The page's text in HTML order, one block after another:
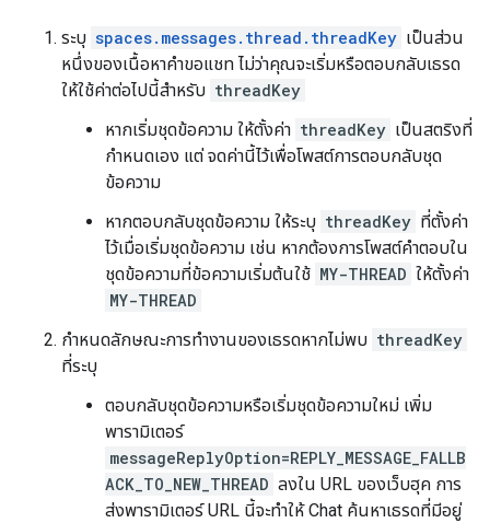
ระบุ spaces.messages.thread.threadKey เป็นส่วน
หนึ่งของเนื้อหาคำขอแชท ไม่ว่าคุณจะเริ่มหรือตอบกลับเธรด
ให้ใช้ค่าต่อไปนี้สำหรับ threadKey
หากเริ่มชุดข้อความ ให้ตั้งค่า threadKey เป็นสตริงที่
กำหนดเอง แต่ จดค่านี้ไว้เพื่อโพสต์การตอบกลับชุด
ข้อความ
หากตอบกลับชุดข้อความ ให้ระบุ threadKey ที่ตั้งค่า
ไว้เมื่อเริ่มชุดข้อความ เช่น หากต้องการโพสต์คำตอบใน
ชุดข้อความที่ข้อความเริ่มต้นใช้ MY-THREAD ให้ตั้งค่า
MY-THREAD
กำหนดลักษณะการทำงานของเธรดหากไม่พบ threadKey
ที่ระบุ
ตอบกลับชุดข้อความหรือเริ่มชุดข้อความใหม่ เพิ่ม
พารามิเตอร์
messageReplyOption=REPLY_MESSAGE_FALLB
ACK_TO_NEW_THREAD ลงใน URL ของเว็บฮุค การ
ส่งพารามิเตอร์ URL นี้จะทำให้ Chat ค้นหาเธรดที่มีอยู่